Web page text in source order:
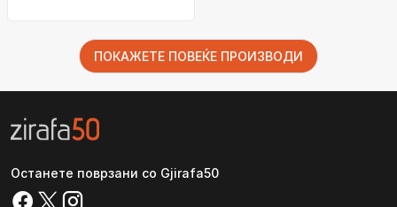
ПОКАЖЕТЕ ПОВЕЌЕ ПРОИЗВОДИ
Останете поврзани со Gjirafa50